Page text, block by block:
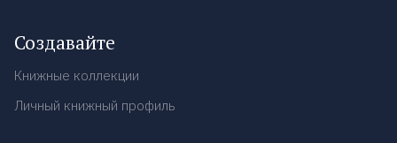
Создавайте
Книжные коллекции
Личный книжный профиль